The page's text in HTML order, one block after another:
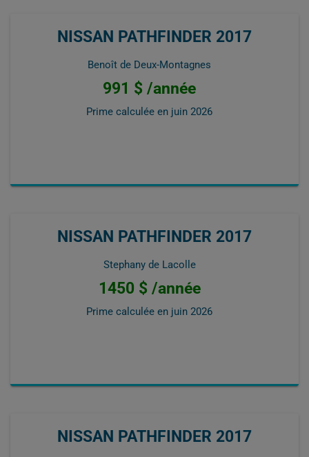
NISSAN PATHFINDER 2017
Benoît de Deux-Montagnes
991 $ /année
Prime calculée en juin 2026
NISSAN PATHFINDER 2017
Stephany de Lacolle
1450 $ /année
Prime calculée en juin 2026
NISSAN PATHFINDER 2017